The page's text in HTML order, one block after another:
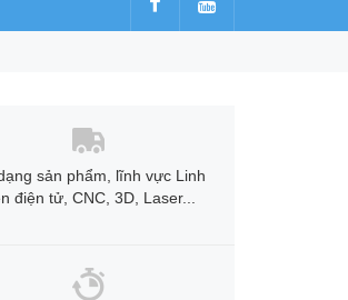
sản phẩm, lĩnh vực Linh
điện tử, CNC, 3D, Laser...